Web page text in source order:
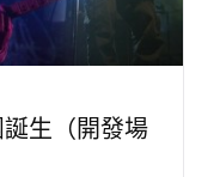
生（開發場